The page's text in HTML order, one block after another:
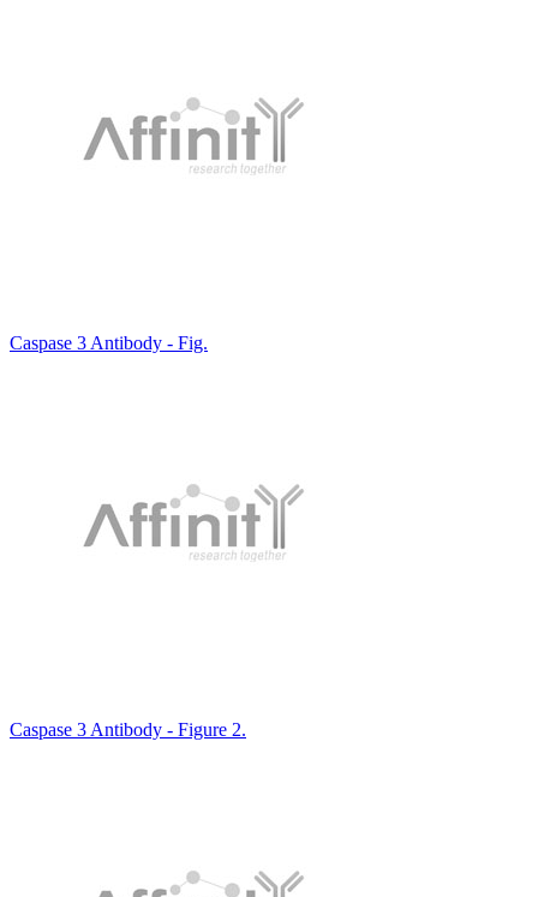
Caspase 3 Antibody - Fig.
Caspase 3 Antibody - Figure 2.